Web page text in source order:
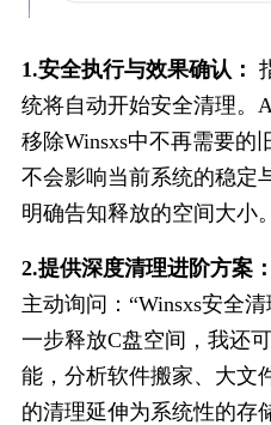
1.安全执行与效果确认：
统将自动开始安全清理。
移除Winsxs中不再需要的
不会影响当前系统的稳定
明确告知释放的空间大小。
2.提供深度清理进阶方案：
主动询问：“Winsxs安全
一步释放C盘空间，我还
能，分析软件搬家、大文
的清理延伸为系统性的存